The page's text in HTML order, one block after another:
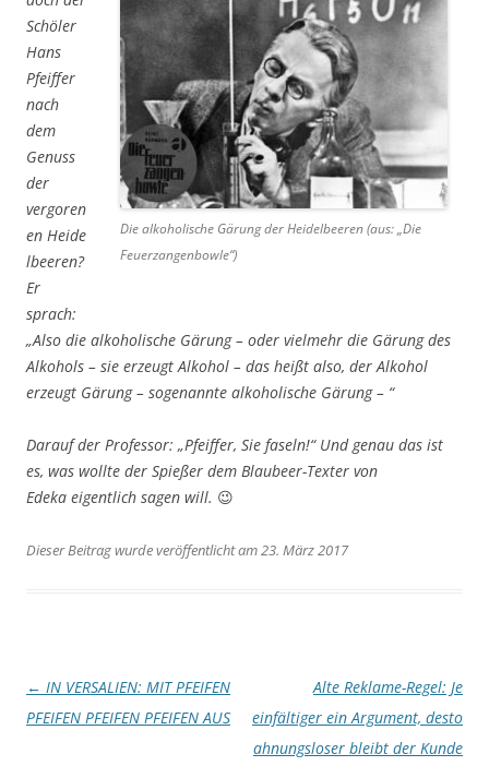
Die alkoholische Gärung der Heidelbeeren (aus: „Die
Feuerzangenbowle“)
Schöler
Hans
Pfeiffer
nach
dem
Genuss
der
vergoren
en Heide
lbeeren?
Er
sprach:
„Also die alkoholische Gärung – oder vielmehr die Gärung des
Alkohols – sie erzeugt Alkohol – das heißt also, der Alkohol
erzeugt Gärung – sogenannte alkoholische Gärung – “
Darauf der Professor: „Pfeiffer, Sie faseln!“Und genau das ist
es, was wollte der Spießer dem Blaubeer-Texter von
Edeka eigentlich sagen will. 😉
Dieser Beitrag wurde veröffentlicht am 23. März 2017
Artikel-
Navigation
← IN VERSALIEN: MIT PFEIFEN
PFEIFEN PFEIFEN PFEIFEN AUS
Alte Reklame-Regel: Je
einfältiger ein Argument, desto
ahnungsloser bleibt der Kunde